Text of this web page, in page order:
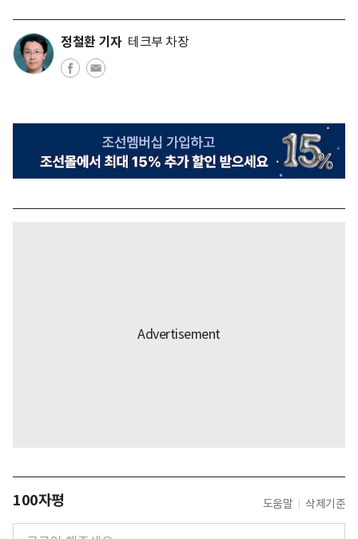
정철환 기자 테크부 차장
100자평 도움말 삭제기준